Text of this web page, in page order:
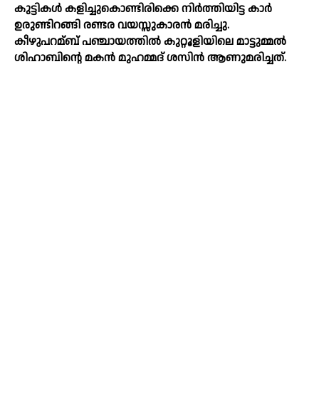
കുട്ടികള്‍ കളിച്ചുകൊണ്ടിരിക്കെ നിർത്തിയിട്ട കാർ
ഉരുണ്ടിറങ്ങി രണ്ടര വയസ്സുകാരൻ മരിച്ചു.
കീഴുപറമ്ബ് പഞ്ചായത്തില്‍ കുറ്റൂളിയിലെ മാട്ടുമ്മല്‍
ശിഹാബിന്റെ മകൻ മുഹമ്മദ് ശസിൻ ആണുമരിച്ചത്.